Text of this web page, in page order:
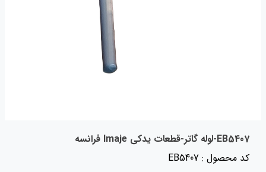
EB5407-لوله گاتر-قطعات یدکی Imaje فرانسه
کد محصول : EB5407